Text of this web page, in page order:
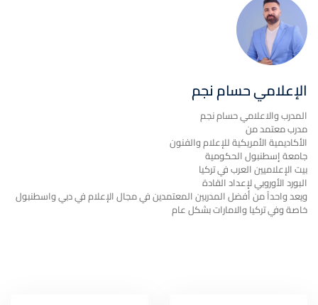
الإعلامي حسام نجم
المدرب والاعلامي حسام نجم
مدرب معتمد من
الأكاديمية الأمريكية للإعلام والفنون
جامعة إسطنبول الحكومية
بيت الإعلاميين العرب في تركيا
البورد الأوروبي لإعداد القادة
ويعد واحداً من أفضل المدربين المعتمدين في مجال الإعلام في دبي واسطنبول
خاصة وفي تركيا والامارات بشكل عام